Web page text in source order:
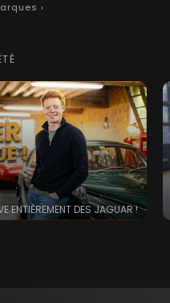
›
ENTIÈREMENT DES JAGUAR !